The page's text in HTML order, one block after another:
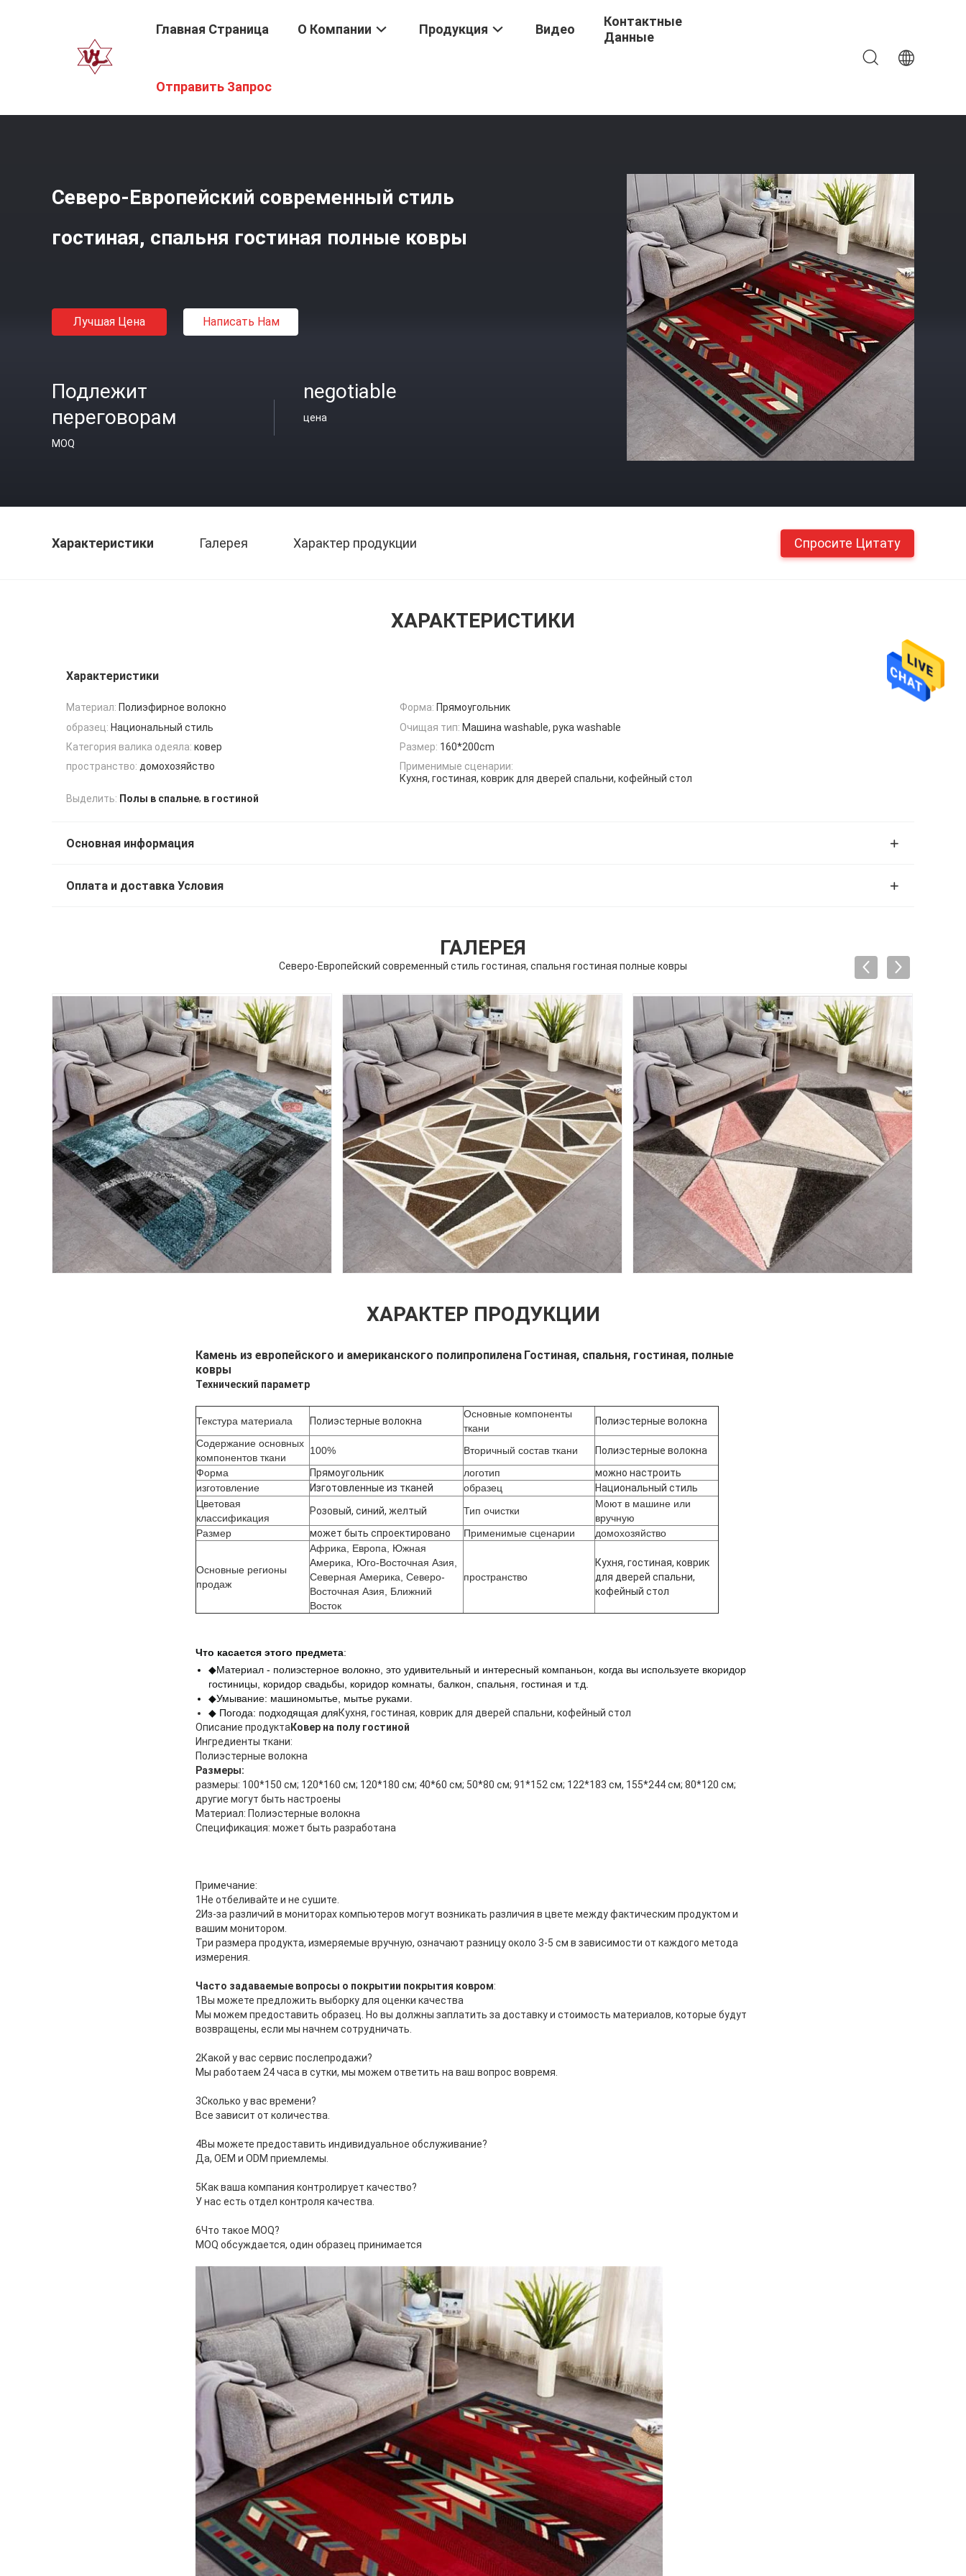
Главная Страница О Компании Продукция Видео
Контактные
Данные
Отправить Запрос
Главная Страница
Северо-Европейский современный стиль
гостиная, спальня гостиная полные ковры
Лучшая Цена Написать Нам
Подлежит
переговорам
MOQ
negotiable
цена
Характеристики Галерея Характер продукции Спросите Цитату
ХАРАКТЕРИСТИКИ
Характеристики
Материал: Полиэфирное волокно Форма: Прямоугольник
образец: Национальный стиль Очищая тип: Машина washable, рука washable
Категория валика одеяла: ковер Размер: 160*200cm
пространство: домохозяйство
Применимые сценарии:
Кухня, гостиная, коврик для дверей спальни, кофейный стол
Выделить: Полы в спальне, в гостиной
Основная информация
Оплата и доставка Условия
ГАЛЕРЕЯ
Северо-Европейский современный стиль гостиная, спальня гостиная полные ковры
ХАРАКТЕР ПРОДУКЦИИ
Камень из европейского и американского полипропилена Гостиная, спальня, гостиная, полные
ковры
Технический параметр
Текстура материала Полиэстерные волокна
Основные компоненты
ткани
Полиэстерные волокна
Содержание основных
компонентов ткани
100% Вторичный состав ткани
Полиэстерные волокна
Форма
Прямоугольник логотип
можно настроить
изготовление
Изготовленные из тканей образец
Национальный стиль
Цветовая
классификация
Розовый, синий, желтый Тип очистки
Моют в машине или
вручную
Размер
может быть спроектировано Применимые сценарии домохозяйство
Основные регионы
продаж
Африка, Европа, Южная
Америка, Юго-Восточная Азия,
Северная Америка, Северо-
Восточная Азия, Ближний
Восток
пространство
Кухня, гостиная, коврик
для дверей спальни,
кофейный стол
Что касается этого предмета:
◆Материал - полиэстерное волокно, это удивительный и интересный компаньон, когда вы используете вкоридор
гостиницы, коридор свадьбы, коридор комнаты, балкон, спальня, гостиная и т.д.
◆Умывание: машиномытье, мытье руками.
◆ Погода: подходящая дляКухня, гостиная, коврик для дверей спальни, кофейный стол
Описание продуктаКовер на полу гостиной
Ингредиенты ткани:
Полиэстерные волокна
Размеры:
размеры: 100*150 см; 120*160 см; 120*180 см; 40*60 см; 50*80 см; 91*152 см; 122*183 см, 155*244 см; 80*120 см;
другие могут быть настроены
Материал: Полиэстерные волокна
Спецификация: может быть разработана
Примечание:
1Не отбеливайте и не сушите.
2Из-за различий в мониторах компьютеров могут возникать различия в цвете между фактическим продуктом и
вашим монитором.
Три размера продукта, измеряемые вручную, означают разницу около 3-5 см в зависимости от каждого метода
измерения.
Часто задаваемые вопросы о покрытии покрытия ковром:
1Вы можете предложить выборку для оценки качества
Мы можем предоставить образец. Но вы должны заплатить за доставку и стоимость материалов, которые будут
возвращены, если мы начнем сотрудничать.
2Какой у вас сервис послепродажи?
Мы работаем 24 часа в сутки, мы можем ответить на ваш вопрос вовремя.
3Сколько у вас времени?
Все зависит от количества.
4Вы можете предоставить индивидуальное обслуживание?
Да, OEM и ODM приемлемы.
5Как ваша компания контролирует качество?
У нас есть отдел контроля качества.
6Что такое MOQ?
MOQ обсуждается, один образец принимается